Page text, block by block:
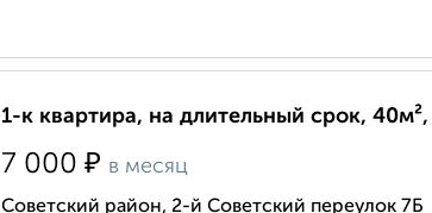
1-к квартира, на длительный срок,
7 000 ₽ в месяц
Советский район, 2-й Советский переулок 7Б